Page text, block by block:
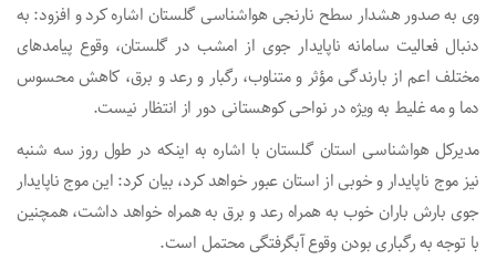
وی به صدور هشدار سطح نارنجی هواشناسی گلستان اشاره کرد و افزود: به
دنبال فعالیت سامانه ناپایدار جوی از امشب در گلستان، وقوع پیامدهای
مختلف اعم از بارندگی مؤثر و متناوب، رگبار و رعد و برق، کاهش محسوس
دما و مه غلیط به ویژه در نواحی کوهستانی دور از انتظار نیست.
مدیرکل هواشناسی استان گلستان با اشاره به اینکه در طول روز سه شنبه
نیز موج ناپایدار و خوبی از استان عبور خواهد کرد، بیان کرد: این موج ناپایدار
جوی بارش باران خوب به همراه رعد و برق به همراه خواهد داشت، همچنین
با توجه به رگباری بودن وقوع آبگرفتگی محتمل است.